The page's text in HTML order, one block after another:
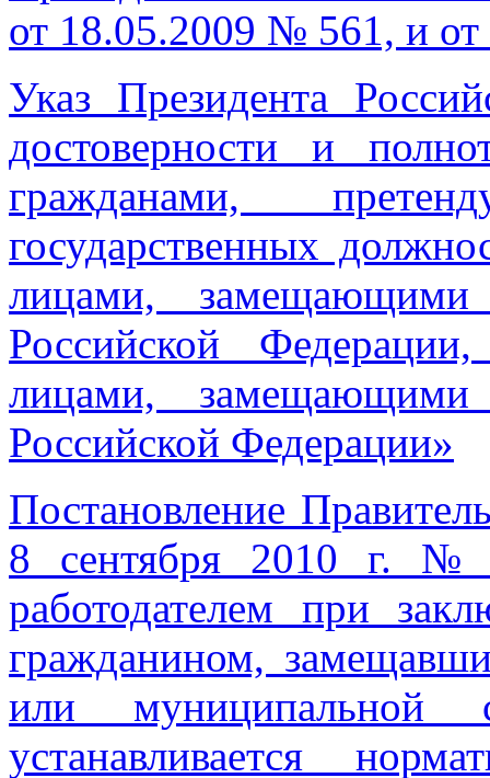
от 18.05.2009 № 561, и
Указ Президента
достоверности и
гражданами,
государственных
лицами, замещающими
Российской
лицами, замещающими
Российской Федерации»
Постановление
8 сентября 2010 г. №
работодателем при
гражданином,
или муниципальной
устанавливается